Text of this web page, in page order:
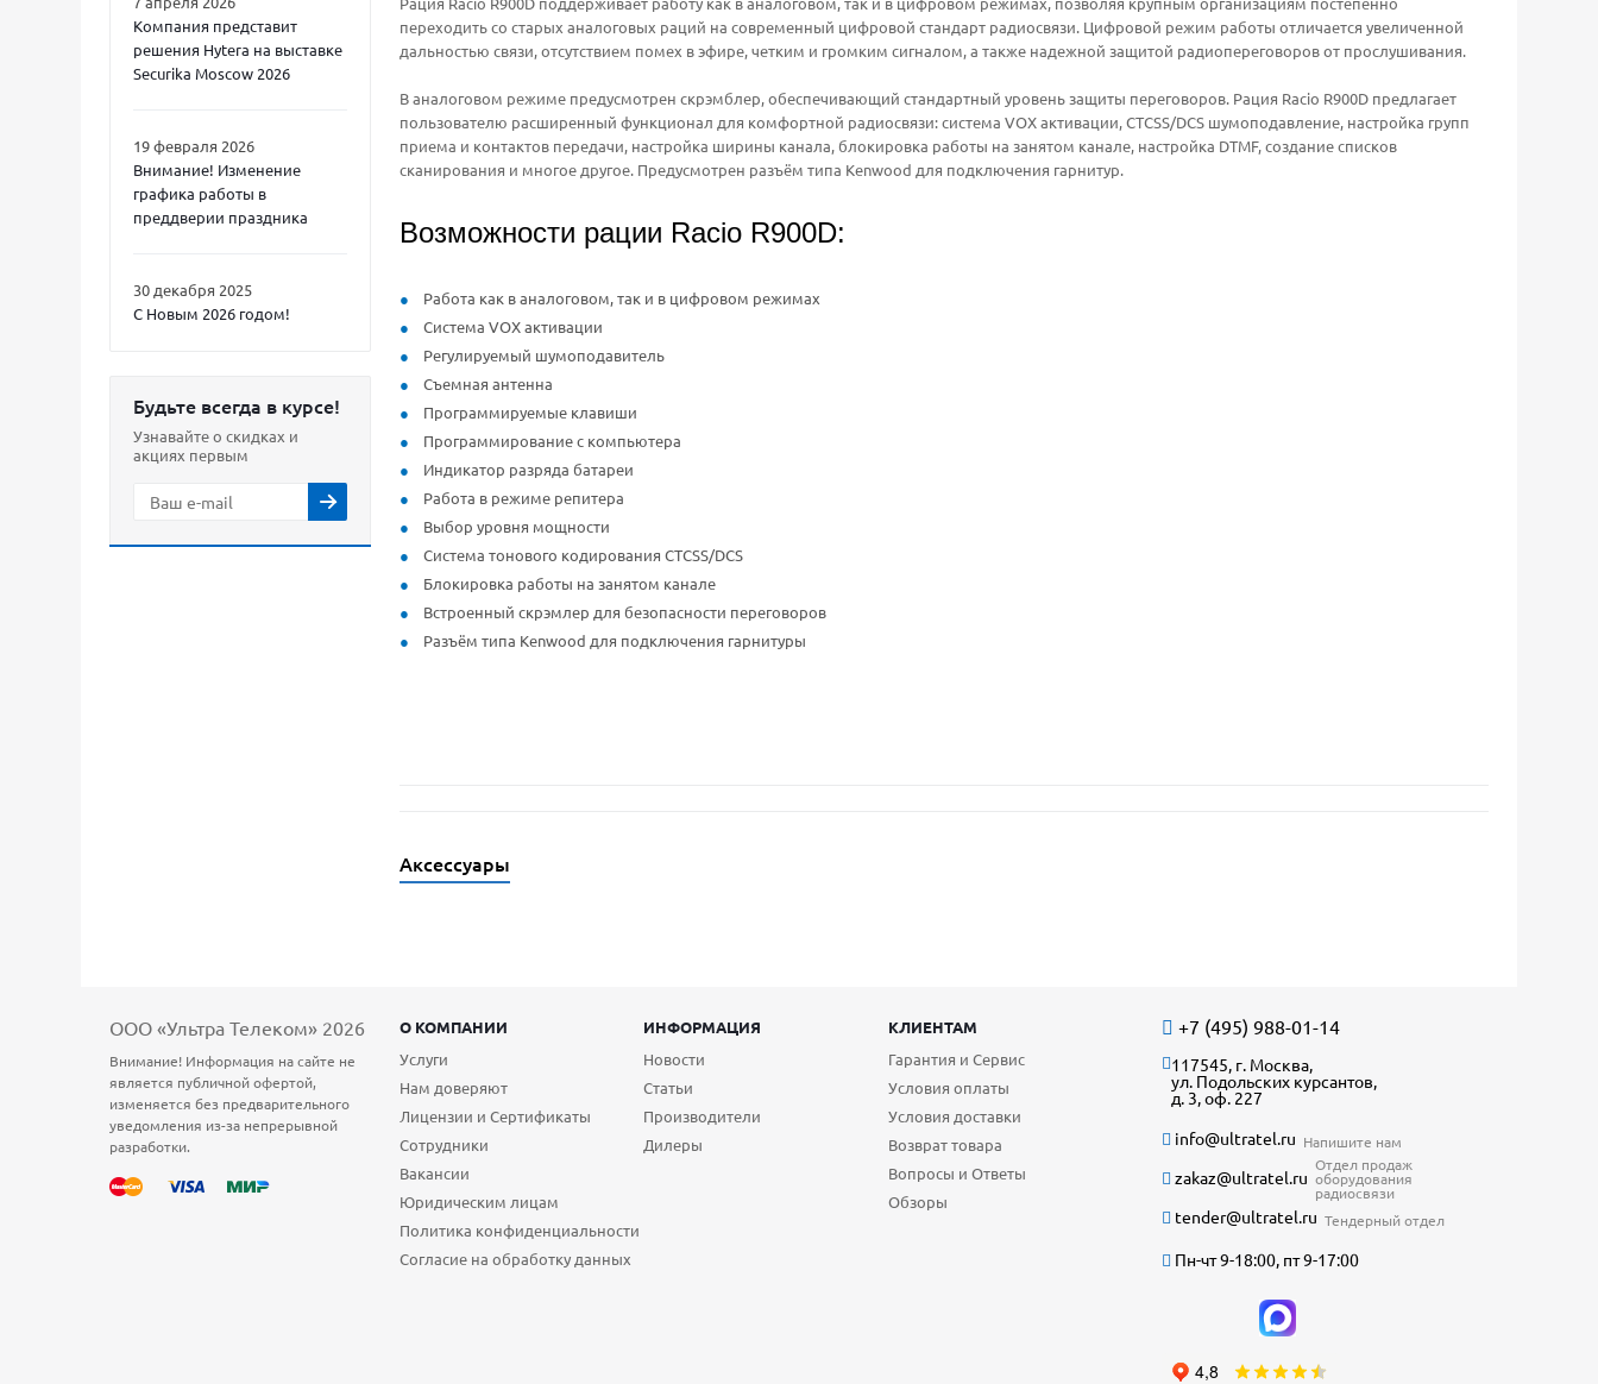
Компания представит
решения Hytera на выставке
Securika Moscow 2026
19 февраля 2026
Внимание! Изменение
графика работы в
преддверии праздника
30 декабря 2025
С Новым 2026 годом!
Будьте всегда в курсе!
Узнавайте о скидках и
акциях первым
переходить со старых аналоговых раций на современный цифровой стандарт радиосвязи. Цифровой режим работы отличается увеличенной
дальностью связи, отсутствием помех в эфире, четким и громким сигналом, а также надежной защитой радиопереговоров от прослушивания.
В аналоговом режиме предусмотрен скрэмблер, обеспечивающий стандартный уровень защиты переговоров. Рация Racio R900D предлагает
пользователю расширенный функционал для комфортной радиосвязи: система VOX активации, CTCSS/DCS шумоподавление, настройка групп
приема и контактов передачи, настройка ширины канала, блокировка работы на занятом канале, настройка DTMF, создание списков
сканирования и многое другое. Предусмотрен разъём типа Kenwood для подключения гарнитур.
Возможности рации Racio R900D:
Работа как в аналоговом, так и в цифровом режимах
Система VOX активации
Регулируемый шумоподавитель
Съемная антенна
Программируемые клавиши
Программирование с компьютера
Индикатор разряда батареи
Работа в режиме репитера
Выбор уровня мощности
Система тонового кодирования CTCSS/DCS
Блокировка работы на занятом канале
Встроенный скрэмлер для безопасности переговоров
Разъём типа Kenwood для подключения гарнитуры
Аксессуары
ООО «Ультра Телеком» 2026
Внимание! Информация на сайте не
является публичной офертой,
изменяется без предварительного
уведомления из-за непрерывной
разработки.
О КОМПАНИИ ИНФОРМАЦИЯ
КЛИЕНТАМ
Услуги
Нам доверяют
Лицензии и Сертификаты
Сотрудники
Вакансии
Юридическим лицам
Политика конфиденциальности
Согласие на обработку данных
Новости
Статьи
Производители
Дилеры
Гарантия и Сервис
Условия оплаты
Условия доставки
Возврат товара
Вопросы и Ответы
Обзоры
+7 (495) 988-01-14
117545, г. Москва,
ул. Подольских курсантов,
д. 3, оф. 227
info@ultratel.ru Напишите нам
zakaz@ultratel.ru
Отдел продаж
оборудования
радиосвязи
tender@ultratel.ru Тендерный отдел
Пн-чт 9-18:00, пт 9-17:00